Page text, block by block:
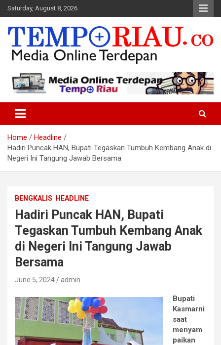
Skip
to
content
Saturday, August 8, 2026
Tempo Riau
Home
Headline
Hadiri Puncak HAN, Bupati Tegaskan Tumbuh Kembang Anak di
Negeri Ini Tangung Jawab Bersama
BENGKALIS HEADLINE
Hadiri Puncak HAN, Bupati
Tegaskan Tumbuh Kembang Anak
di Negeri Ini Tangung Jawab
Bersama
June 5, 2024 admin
Bupati
Kasmarni
saat
menyam
paikan